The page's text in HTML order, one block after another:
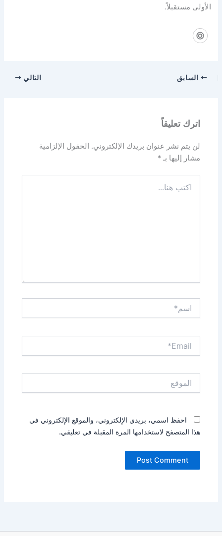
الأولى مستقبلاً.
السابق التالي
اترك تعليقاً
لن يتم نشر عنوان بريدك الإلكتروني. الحقول الإلزامية
مشار إليها بـ*
هنا...
احفظ اسمي، بريدي الإلكتروني، والموقع الإلكتروني في
هذا المتصفح لاستخدامها المرة المقبلة في تعليقي.